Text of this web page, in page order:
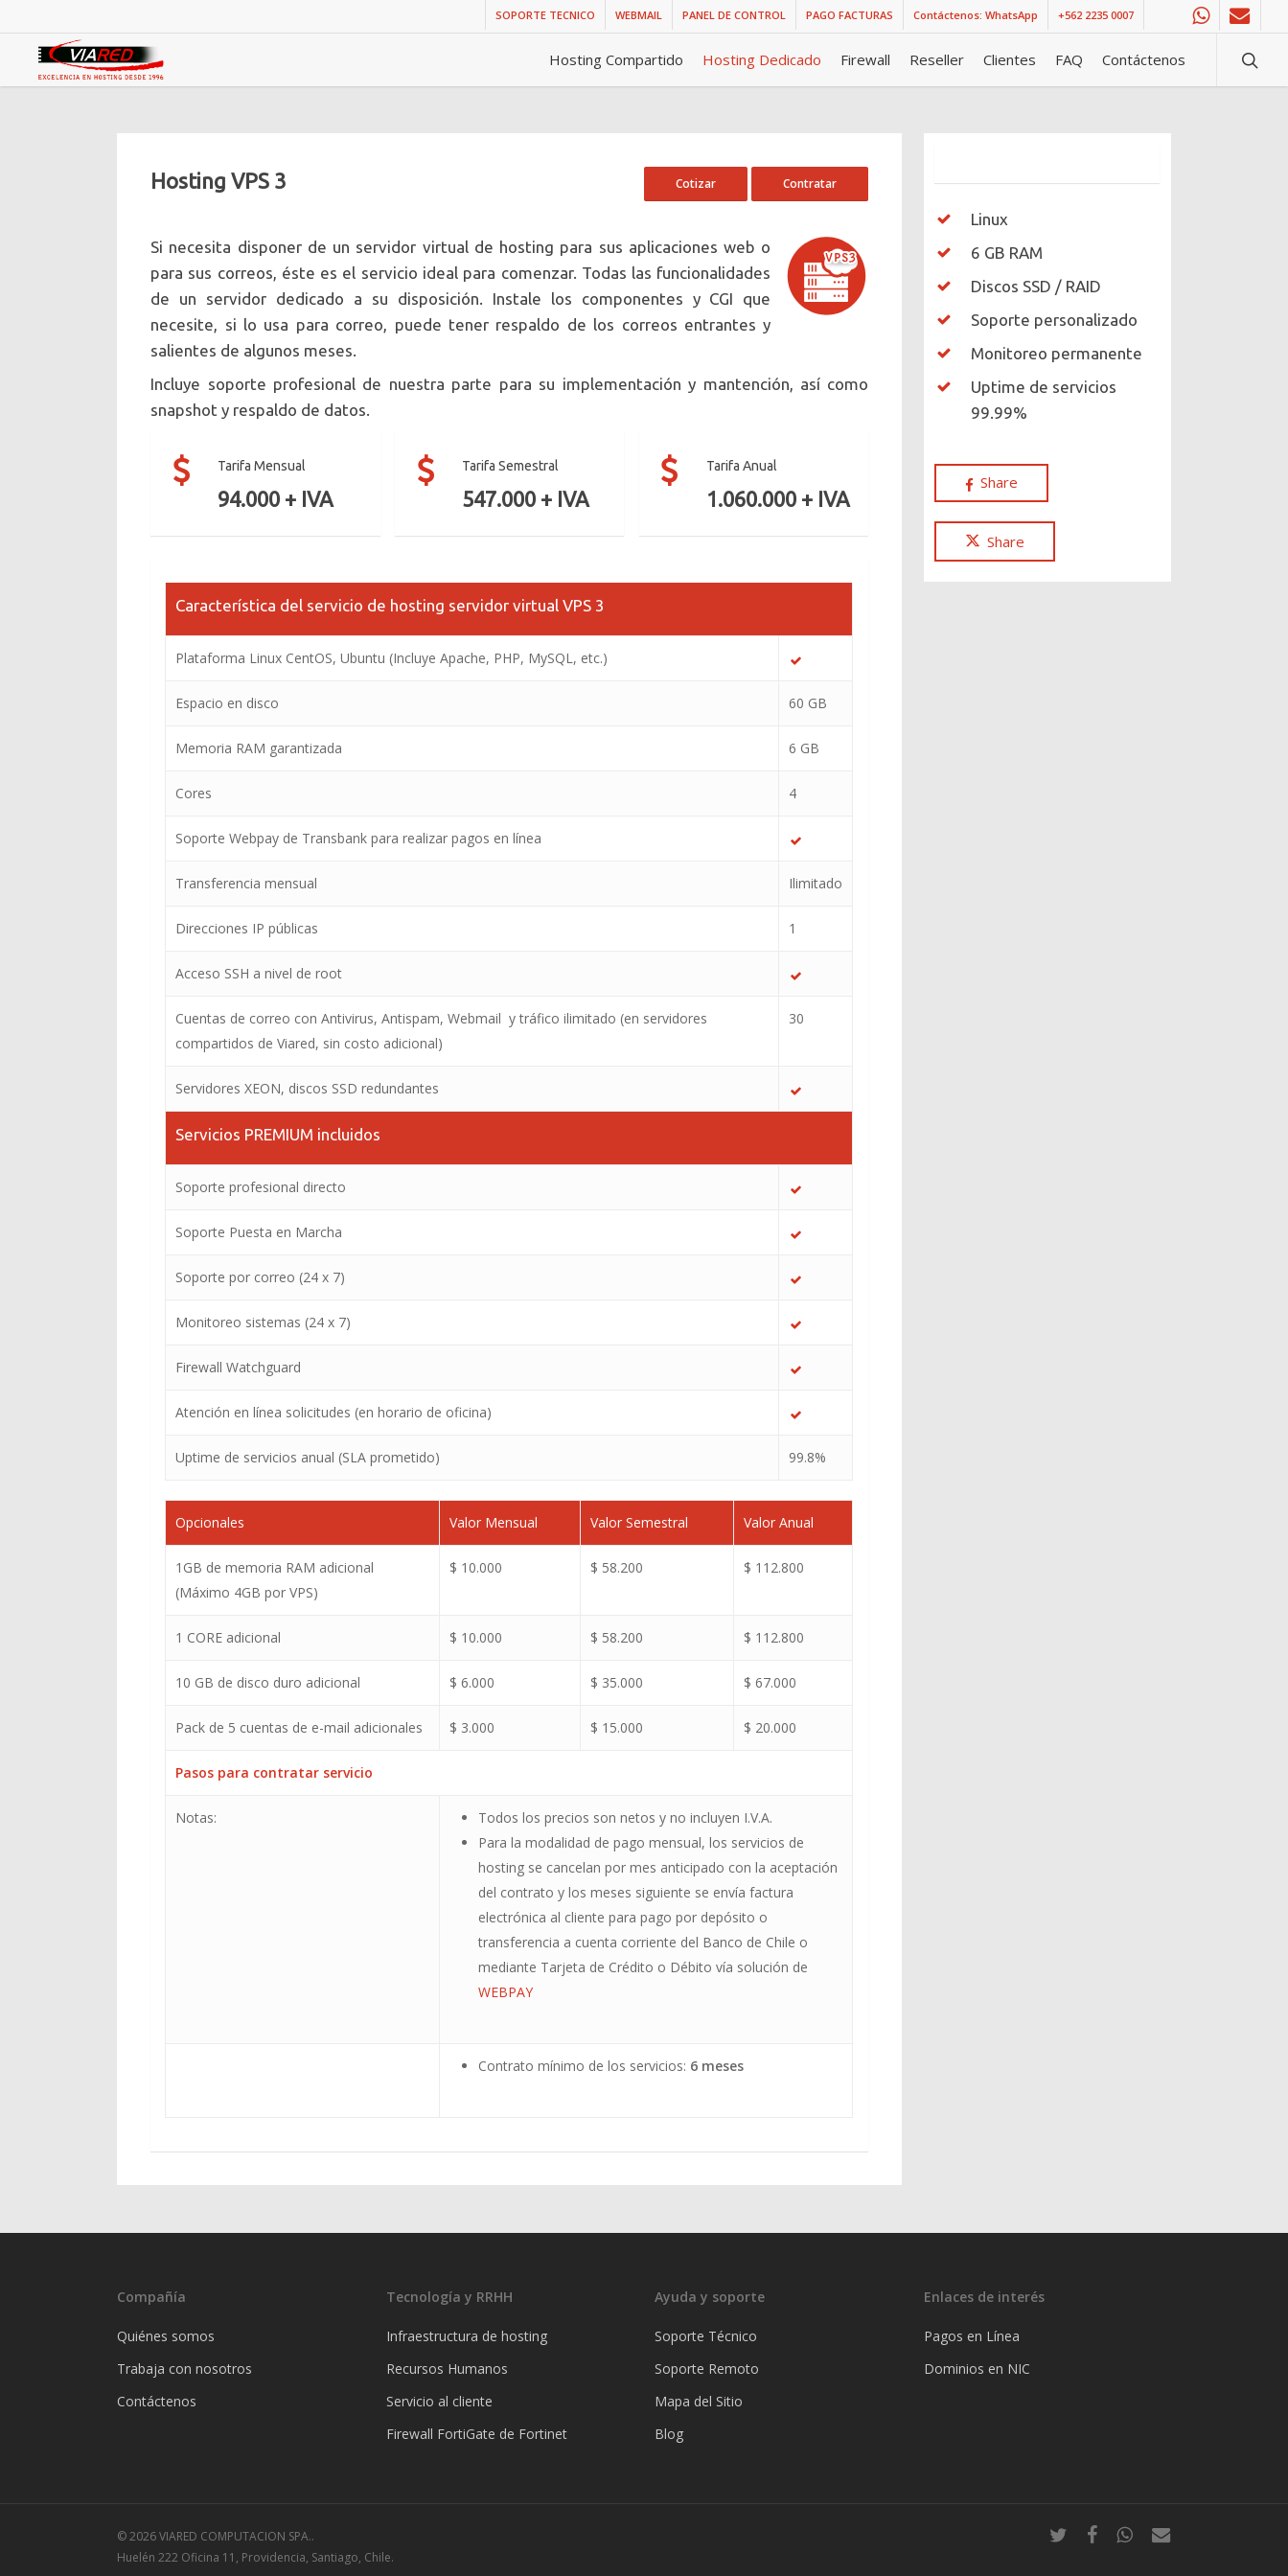
to
content
whatsappemail
SOPORTE TECNICO WEBMAIL PANEL DE CONTROL PAGO FACTURAS Contáctenos: WhatsApp +562 2235 0007
Hosting Compartido Hosting Dedicado Firewall Reseller Clientes FAQ Contáctenos
Hosting VPS 3 Cotizar Contratar
Si necesita disponer de un servidor virtual de hosting para sus aplicaciones web o
para sus correos, éste es el servicio ideal para comenzar. Todas las funcionalidades
de un servidor dedicado a su disposición. Instale los componentes y CGI que
necesite, si lo usa para correo, puede tener respaldo de los correos entrantes y
salientes de algunos meses.
Incluye soporte profesional de nuestra parte para su implementación y mantención, así como
snapshot y respaldo de datos.
Tarifa Mensual
94.000 + IVA
Tarifa Semestral
547.000 + IVA
Tarifa Anual
1.060.000 + IVA
Característica del servicio de hosting servidor virtual VPS 3
Plataforma Linux CentOS, Ubuntu (Incluye Apache, PHP, MySQL, etc.)
Espacio en disco 60 GB
Memoria RAM garantizada 6 GB
Cores 4
Soporte Webpay de Transbank para realizar pagos en línea
Transferencia mensual Ilimitado
Direcciones IP públicas 1
Acceso SSH a nivel de root
Cuentas de correo con Antivirus, Antispam, Webmail y tráfico ilimitado (en servidores
compartidos de Viared, sin costo adicional)
30
Servidores XEON, discos SSD redundantes
Servicios PREMIUM incluidos
Soporte profesional directo
Soporte Puesta en Marcha
Soporte por correo (24 x 7)
Monitoreo sistemas (24 x 7)
Firewall Watchguard
Atención en línea solicitudes (en horario de oficina)
Uptime de servicios anual (SLA prometido) 99.8%
Opcionales Valor Mensual Valor Semestral Valor Anual
1GB de memoria RAM adicional
(Máximo 4GB por VPS)
$ 10.000 $ 58.200 $ 112.800
1 CORE adicional $ 10.000 $ 58.200 $ 112.800
10 GB de disco duro adicional $ 6.000 $ 35.000 $ 67.000
Pack de 5 cuentas de e-mail adicionales $ 3.000 $ 15.000 $ 20.000
Pasos para contratar servicio
Notas:
Todos los precios son netos y no incluyen I.V.A.
Para la modalidad de pago mensual, los servicios de
hosting se cancelan por mes anticipado con la aceptación
del contrato y los meses siguiente se envía factura
electrónica al cliente para pago por depósito o
transferencia a cuenta corriente del Banco de Chile o
mediante Tarjeta de Crédito o Débito vía solución de
WEBPAY
Contrato mínimo de los servicios: 6 meses
Linux
6 GB RAM
Discos SSD / RAID
Soporte personalizado
Monitoreo permanente
Uptime de servicios
99.99%
Share
Share
Compañía
Quiénes somos
Trabaja con nosotros
Contáctenos
Tecnología y RRHH
Infraestructura de hosting
Recursos Humanos
Servicio al cliente
Firewall FortiGate de Fortinet
Ayuda y soporte
Soporte Técnico
Soporte Remoto
Mapa del Sitio
Blog
Enlaces de interés
Pagos en Línea
Dominios en NIC
© 2026 VIARED COMPUTACION SPA..
Huelén 222 Oficina 11, Providencia, Santiago, Chile.
twitter facebookwhatsapp
email